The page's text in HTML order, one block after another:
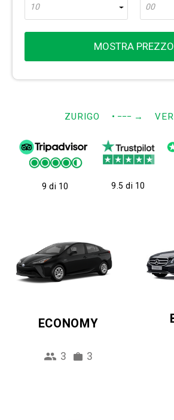
10
00
MOSTRA PREZZO
ZURIGO • −−− →
9 di 10 9.5 di 10
ECONOMY
3 3